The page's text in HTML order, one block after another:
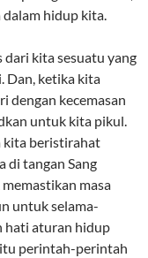
dalam hidup kita.
dari kita sesuatu yang
Dan, ketika kita
dengan kecemasan
untuk kita pikul.
kita beristirahat
di tangan Sang
masa
untuk selama-
hati aturan hidup
perintah-perintah